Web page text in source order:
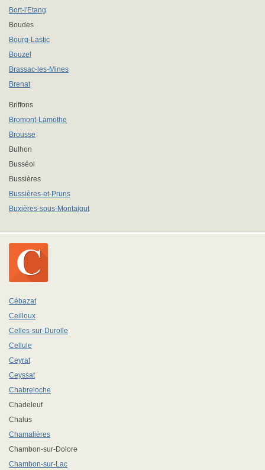
Bort-l'Etang
Boudes
Bourg-Lastic
Bouzel
Brassac-les-Mines
Brenat
Briffons
Bromont-Lamothe
Brousse
Bulhon
Busséol
Bussières
Bussières-et-Pruns
Buxières-sous-Montaigut
Cébazat
Ceilloux
Celles-sur-Durolle
Cellule
Ceyrat
Ceyssat
Chabreloche
Chadeleuf
Chalus
Chamalières
Chambon-sur-Dolore
Chambon-sur-Lac